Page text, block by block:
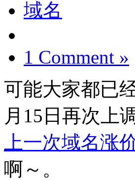
域名
1 Comment »
可能大家都已
月15日再次上
上一次域名涨
啊～。